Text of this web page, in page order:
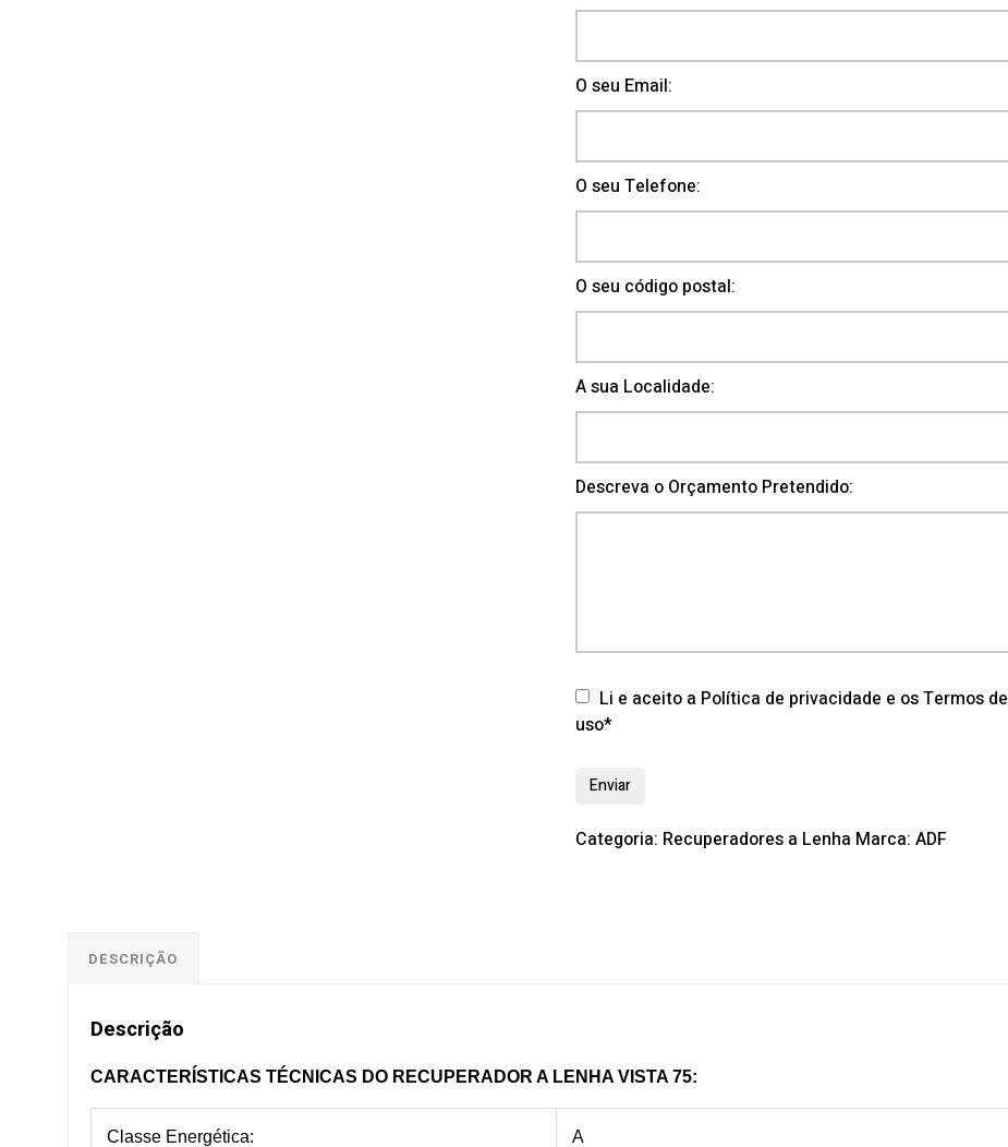
O seu Email:
O seu Telefone:
O seu código postal:
A sua Localidade:
Descreva o Orçamento Pretendido:
Li e aceito a Política de privacidade e os Termos de
uso*
Categoria: Recuperadores a Lenha Marca:ADF
DESCRIÇÃO
Descrição
CARACTERÍSTICAS TÉCNICAS DO RECUPERADOR A LENHA VISTA 75:
Classe Energética: A